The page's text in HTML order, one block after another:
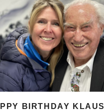
BIRTHDAY KLAUS